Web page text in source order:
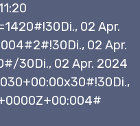
02 Apr.
02 Apr.
30Di., 02 Apr. 2024